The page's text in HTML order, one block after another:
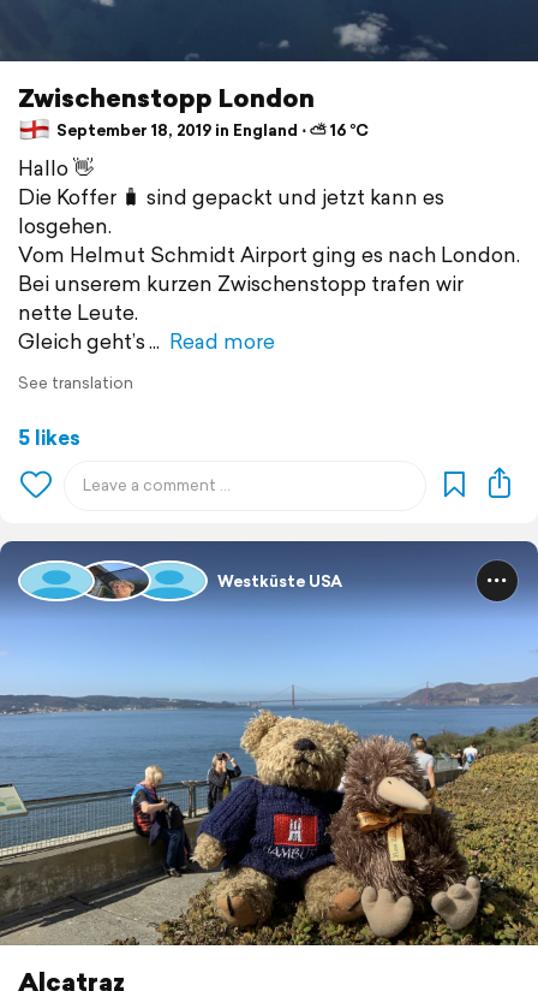
Zwischenstopp London
September 18, 2019 in England ⋅ ⛅ 16 °C
Hallo 👋
Die Koffer 🧳 sind gepackt und jetzt kann es
losgehen.
Vom Helmut Schmidt Airport ging es nach London.
Bei unserem kurzen Zwischenstopp trafen wir
nette Leute.
Gleich geht’s
Read more
See translation
5 likes
Westküste USA
Alcatraz